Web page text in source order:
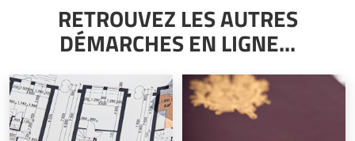
RETROUVEZ LES AUTRES
DÉMARCHES EN LIGNE...